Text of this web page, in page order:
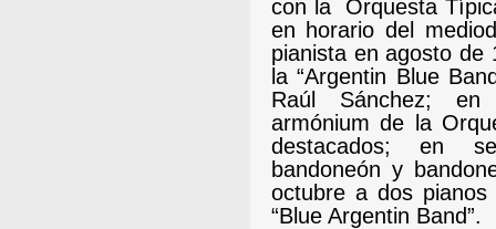
con la
Orquesta
en horario del
pianista en agosto de
la “Argentin Blue
Raúl Sánchez; en
armónium de la
destacados; en
bandoneón y
octubre a dos
“Blue Argentin Band”.